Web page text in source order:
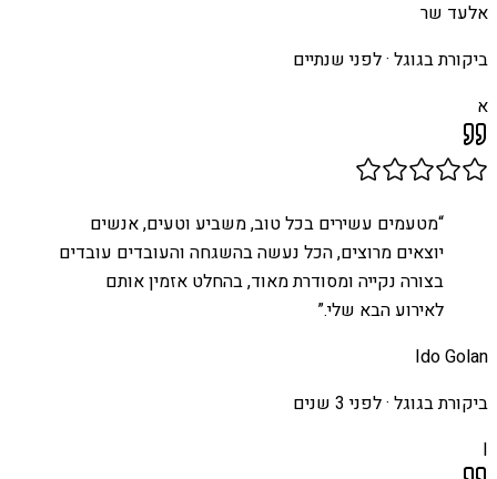
אלעד שר
ביקורת בגוגל ·לפני שנתיים
א
“מטעמים עשירים בכל טוב, משביע וטעים, אנשים
יוצאים מרוצים, הכל נעשה בהשגחה והעובדים עובדים
בצורה נקייה ומסודרת מאוד, בהחלט אזמין אותם
לאירוע הבא שלי.”
Ido Golan
ביקורת בגוגל ·לפני 3 שנים
I